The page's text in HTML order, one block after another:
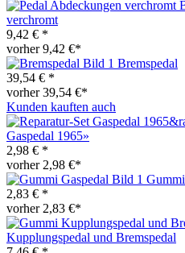
verchromt
9,42 € *
vorher 9,42 €*
Bremspedal
39,54 € *
vorher 39,54 €*
Kunden kauften auch
Gaspedal 1965»
2,98 € *
vorher 2,98 €*
2,83 € *
vorher 2,83 €*
Kupplungspedal und Bremspedal